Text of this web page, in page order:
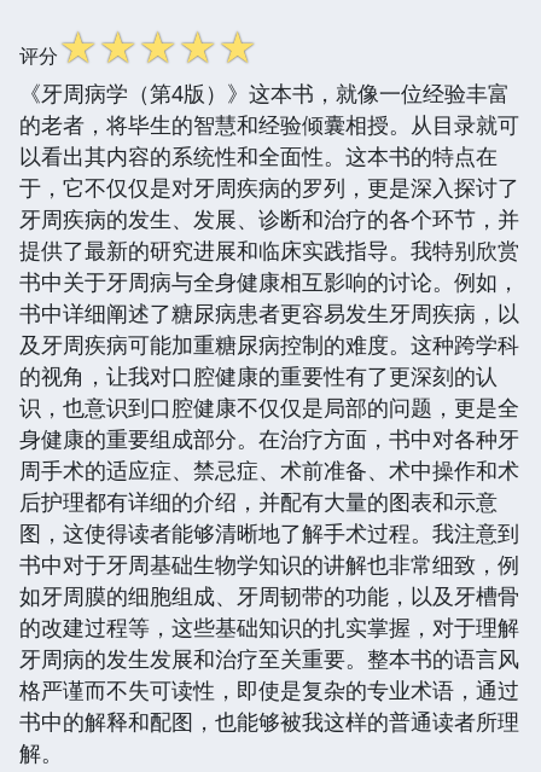
评分☆☆☆☆☆
《牙周病学（第4版）》这本书，就像一位经验丰富
的老者，将毕生的智慧和经验倾囊相授。从目录就可
以看出其内容的系统性和全面性。这本书的特点在
于，它不仅仅是对牙周疾病的罗列，更是深入探讨了
牙周疾病的发生、发展、诊断和治疗的各个环节，并
提供了最新的研究进展和临床实践指导。我特别欣赏
书中关于牙周病与全身健康相互影响的讨论。例如，
书中详细阐述了糖尿病患者更容易发生牙周疾病，以
及牙周疾病可能加重糖尿病控制的难度。这种跨学科
的视角，让我对口腔健康的重要性有了更深刻的认
识，也意识到口腔健康不仅仅是局部的问题，更是全
身健康的重要组成部分。在治疗方面，书中对各种牙
周手术的适应症、禁忌症、术前准备、术中操作和术
后护理都有详细的介绍，并配有大量的图表和示意
图，这使得读者能够清晰地了解手术过程。我注意到
书中对于牙周基础生物学知识的讲解也非常细致，例
如牙周膜的细胞组成、牙周韧带的功能，以及牙槽骨
的改建过程等，这些基础知识的扎实掌握，对于理解
牙周病的发生发展和治疗至关重要。整本书的语言风
格严谨而不失可读性，即使是复杂的专业术语，通过
书中的解释和配图，也能够被我这样的普通读者所理
解。